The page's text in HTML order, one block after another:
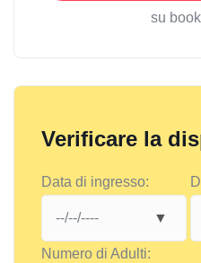
su
Verificare la
Data di ingresso:
Numero di Adulti: